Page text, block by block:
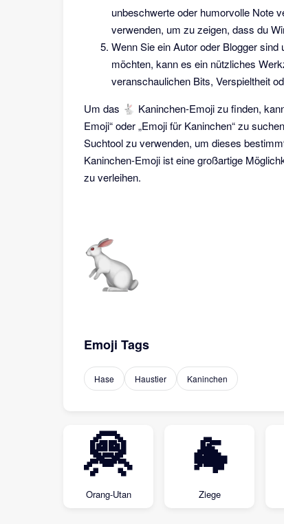
unbeschwerte oder humorvolle Note
verwenden, um zu zeigen, dass du
Wenn Sie ein Autor oder Blogger
möchten, kann es ein nützliches
veranschaulichen Bits, Verspieltheit
Um das 🐇 Kaninchen-Emoji zu finden,
Emoji“ oder „Emoji für Kaninchen“ zu
Suchtool zu verwenden, um dieses
Kaninchen-Emoji ist eine großartige
zu verleihen.
Emoji Tags
Hase Haustier Kaninchen
🦧
Orang-Utan
🐐
Ziege